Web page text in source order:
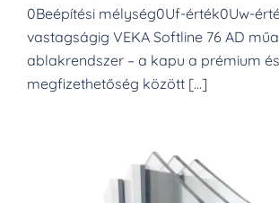
0Beépítési mélység0Uf-érték0Uw-
vastagságig VEKA Softline 76 AD
ablakrendszer – a kapu a prémium
megfizethetőség között […]